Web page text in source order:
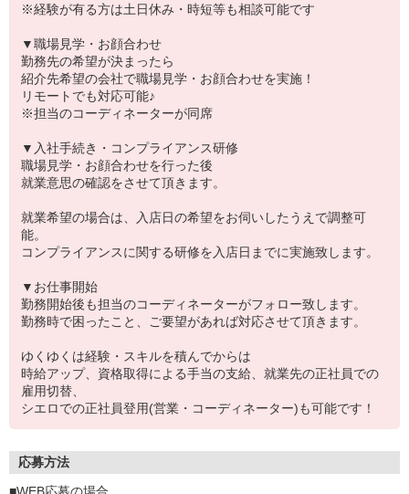
※経験が有る方は土日休み・時短等も相談可能です
▼職場見学・お顔合わせ
勤務先の希望が決まったら
紹介先希望の会社で職場見学・お顔合わせを実施！
リモートでも対応可能♪
※担当のコーディネーターが同席
▼入社手続き・コンプライアンス研修
職場見学・お顔合わせを行った後
就業意思の確認をさせて頂きます。
就業希望の場合は、入店日の希望をお伺いしたうえで調整可
能。
コンプライアンスに関する研修を入店日までに実施致します。
▼お仕事開始
勤務開始後も担当のコーディネーターがフォロー致します。
勤務時で困ったこと、ご要望があれば対応させて頂きます。
ゆくゆくは経験・スキルを積んでからは
時給アップ、資格取得による手当の支給、就業先の正社員での
雇用切替、
シエロでの正社員登用(営業・コーディネーター)も可能です！
応募方法